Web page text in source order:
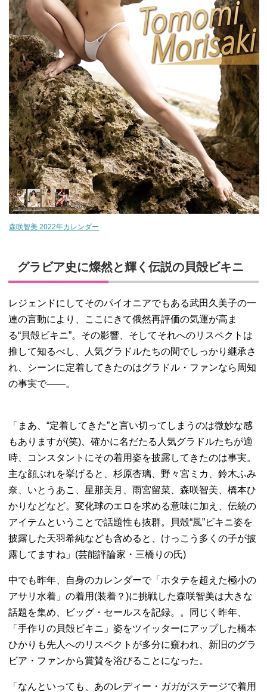
森咲智美 2022年カレンダー
グラビア史に燦然と輝く伝説の貝殻ビキニ
レジェンドにしてそのパイオニアでもある武田久美子の一
連の言動により、ここにきて俄然再評価の気運が高ま
る“貝殻ビキニ”。その影響、そしてそれへのリスペクトは
推して知るべし、人気グラドルたちの間でしっかり継承さ
れ、シーンに定着してきたのはグラドル・ファンなら周知
の事実で――。
「まあ、“定着してきた”と言い切ってしまうのは微妙な感
もありますが(笑)、確かに名だたる人気グラドルたちが適
時、コンスタントにその着用姿を披露してきたのは事実。
主な顔ぶれを挙げると、杉原杏璃、野々宮ミカ、鈴木ふみ
奈、いとうあこ、星那美月、雨宮留菜、森咲智美、橋本ひ
かりなどなど。変化球のエロを求める意味に加え、伝統の
アイテムということで話題性も抜群。貝殻“風”ビキニ姿を
披露した天羽希純なども含めると、けっこう多くの子が披
露してますね」(芸能評論家・三橋りの氏)
中でも昨年、自身のカレンダーで「ホタテを超えた極小の
アサリ水着」の着用(装着？)に挑戦した森咲智美は大きな
話題を集め、ビッグ・セールスを記録。。同じく昨年、
「手作りの貝殻ビキニ」姿をツイッターにアップした橋本
ひかりも先人へのリスペクトが多分に窺われ、新旧のグラ
ビア・ファンから賞賛を浴びることになった。
「なんといっても、あのレディー・ガガがステージで着用